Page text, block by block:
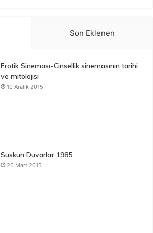
Son Eklenen
Erotik Sineması-Cinsellik sinemasının tarihi
ve mitolojisi
10 Aralık 2015
Suskun Duvarlar 1985
26 Mart 2015